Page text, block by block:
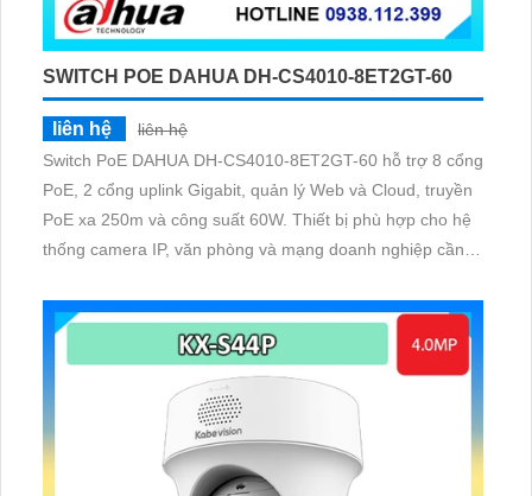
SWITCH POE DAHUA DH-CS4010-8ET2GT-60
liên hệ
liên hệ
Switch PoE DAHUA DH-CS4010-8ET2GT-60 hỗ trợ 8 cổng
PoE, 2 cổng uplink Gigabit, quản lý Web và Cloud, truyền
PoE xa 250m và công suất 60W. Thiết bị phù hợp cho hệ
thống camera IP, văn phòng và mạng doanh nghiệp cần